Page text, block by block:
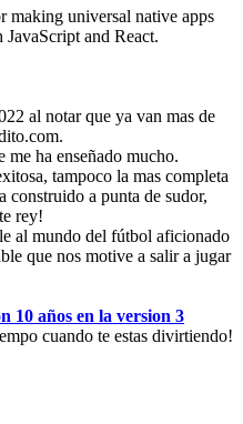
making universal native apps
and React.
al notar que ya van mas de
ha enseñado mucho.
tampoco la mas completa
construido a punta de sudor,
rey!
al mundo del fútbol aficionado
que nos motive a salir a jugar
10 años en la version 3
cuando te estas divirtiendo!